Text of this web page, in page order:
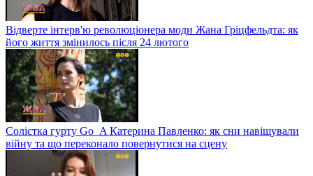
Відверте інтерв'ю революціонера моди Жана Гріцфельдта: як
його життя змінилось після 24 лютого
Солістка гурту Go_A Катерина Павленко: як сни навіщували
війну та що переконало повернутися на сцену